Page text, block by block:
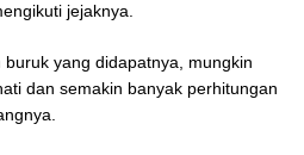
jejaknya.
yang didapatnya, mungkin
dan semakin banyak perhitungan